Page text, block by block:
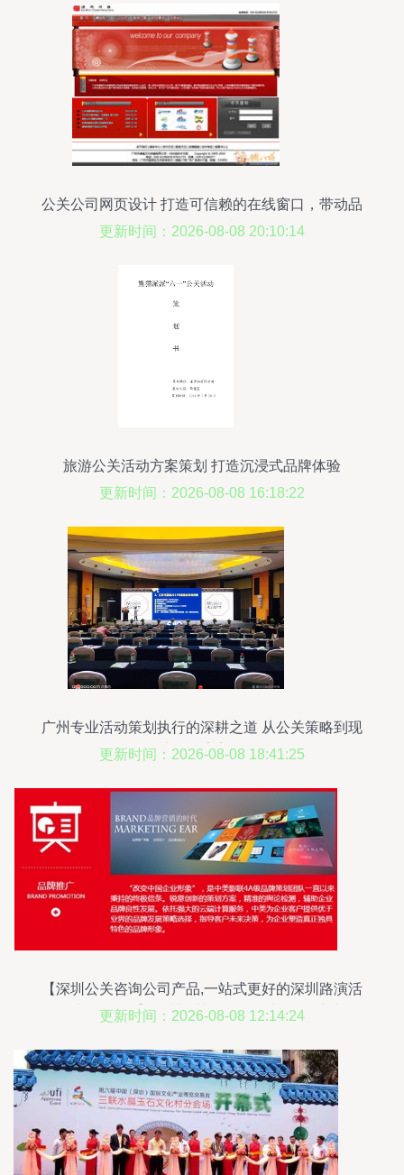
公关公司网页设计 打造可信赖的在线窗口，带动品
牌价值提升
更新时间：2026-08-08 20:10:14
旅游公关活动方案策划 打造沉浸式品牌体验
更新时间：2026-08-08 16:18:22
广州专业活动策划执行的深耕之道 从公关策略到现
场执行的完美闭环
更新时间：2026-08-08 18:41:25
【深圳公关咨询公司产品,一站式更好的深圳路演活
动企划公司,首】深圳公关咨询公司产品,一站式更
中美影联(深圳)股份 -
更新时间：2026-08-08 12:14:24